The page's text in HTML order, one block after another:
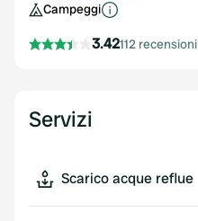
Campeggi
3.42112 recensioni
Servizi
Scarico acque reflue